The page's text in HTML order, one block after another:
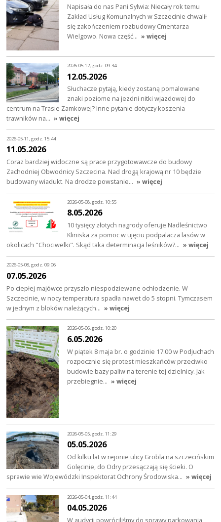
Napisała do nas Pani Sylwia: Niecały rok temu
Zakład Usług Komunalnych w Szczecinie chwalił
się zakończeniem rozbudowy Cmentarza
Wielgowo. Nowa część… » więcej
2026-05-12, godz. 09:34
12.05.2026
Słuchacze pytają, kiedy zostaną pomalowane
znaki poziome na jezdni nitki wjazdowej do
centrum na Trasie Zamkowej? Inne pytanie dotyczy koszenia
trawników na… » więcej
2026-05-11, godz. 15:44
11.05.2026
Coraz bardziej widoczne są prace przygotowawcze do budowy
Zachodniej Obwodnicy Szczecina. Nad drogą krajową nr 10 będzie
budowany wiadukt. Na drodze powstanie… » więcej
2026-05-08, godz. 10:55
8.05.2026
10 tysięcy złotych nagrody oferuje Nadleśnictwo
Kliniska za pomoc w ujęciu podpalacza lasów w
okolicach "Chociwelki". Skąd taka determinacja leśników?… » więcej
2026-05-08, godz. 09:06
07.05.2026
Po ciepłej majówce przyszło niespodziewane ochłodzenie. W
Szczecinie, w nocy temperatura spadła nawet do 5 stopni. Tymczasem
w jednym z bloków należących… » więcej
2026-05-06, godz. 10:20
6.05.2026
W piątek 8 maja br. o godzinie 17.00 w Podjuchach
rozpocznie się protest mieszkańców przeciwko
budowie bazy paliw na terenie tej dzielnicy. Jak
przebiegnie… » więcej
2026-05-05, godz. 11:29
05.05.2026
Od kilku lat w rejonie ulicy Grobla na szczecińskim
Golęcinie, do Odry przesączają się ścieki. O
sprawie wie Wojewódzki Inspektorat Ochrony Środowiska… » więcej
2026-05-04, godz. 11:44
04.05.2026
W audycji powróciliśmy do sprawy parkowania